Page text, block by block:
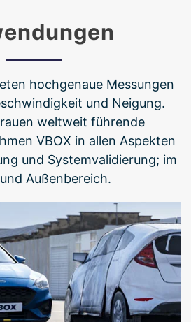
hochgenaue Messungen
und Neigung.
weltweit führende
VBOX in allen Aspekten
und Systemvalidierung; im
Außenbereich.